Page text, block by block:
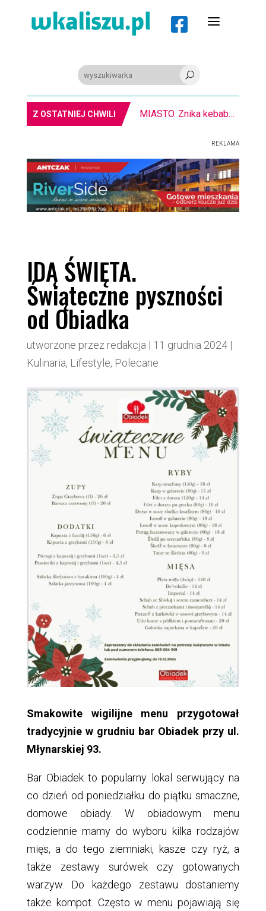
 a
U
Z OSTATNIEJ CHWILI MIASTO. Znika kebabowy ,,pałacyk”
REKLAMA
IDĄ ŚWIĘTA.
Świąteczne pyszności
od Obiadka
utworzone przez redakcja | 11 grudnia 2024|
Kulinaria, Lifestyle, Polecane
Smakowite wigilijne menu przygotował
tradycyjnie w grudniu bar Obiadek przy ul.
Młynarskiej 93.
Bar Obiadek to popularny lokal serwujący na
co dzień od poniedziałku do piątku smaczne,
domowe obiady. W obiadowym menu
codziennie mamy do wyboru kilka rodzajów
mięs, a do tego ziemniaki, kasze czy ryż, a
także zestawy surówek czy gotowanych
warzyw. Do każdego zestawu dostaniemy
także kompot. Często w menu pojawiają się